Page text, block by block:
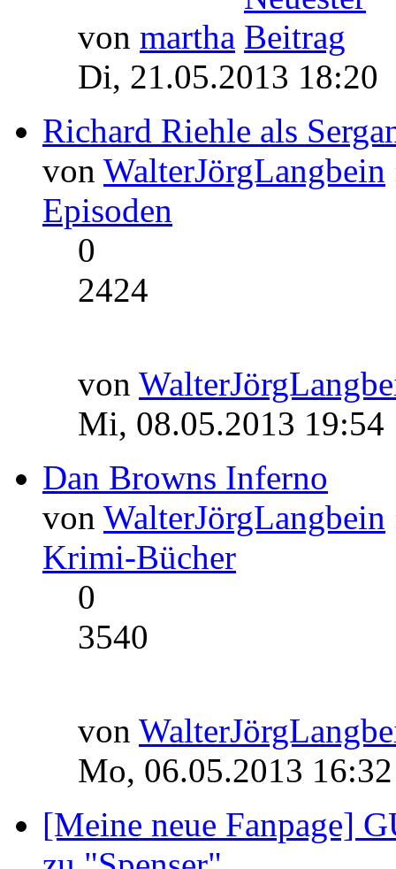
von martha
Di, 21.05.2013 18:20
Richard Riehle als
von WalterJörgLangbein
Episoden
0
2424
von
Mi, 08.05.2013 19:54
Dan Browns Inferno
von WalterJörgLangbein
Krimi-Bücher
0
3540
von
Mo, 06.05.2013 16:32
[Meine neue Fanpage]